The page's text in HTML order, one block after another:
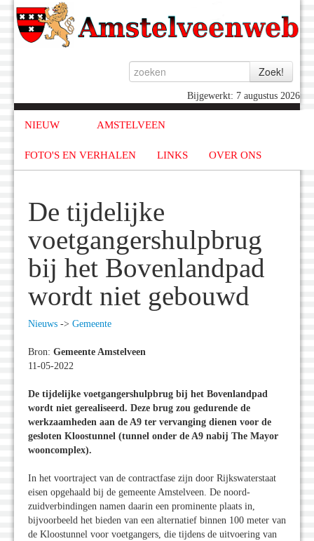
Bijgewerkt: 7 augustus 2026
NIEUW AMSTELVEEN
FOTO'S EN VERHALEN LINKS OVER ONS
De tijdelijke
voetgangershulpbrug
bij het Bovenlandpad
wordt niet gebouwd
Nieuws -> Gemeente
Bron: Gemeente Amstelveen
11-05-2022
De tijdelijke voetgangershulpbrug bij het Bovenlandpad
wordt niet gerealiseerd. Deze brug zou gedurende de
werkzaamheden aan de A9 ter vervanging dienen voor de
gesloten Kloostunnel (tunnel onder de A9 nabij The Mayor
wooncomplex).
In het voortraject van de contractfase zijn door Rijkswaterstaat
eisen opgehaald bij de gemeente Amstelveen. De noord-
zuidverbindingen namen daarin een prominente plaats in,
bijvoorbeeld het bieden van een alternatief binnen 100 meter van
de Kloostunnel voor voetgangers, die tijdens de uitvoering van